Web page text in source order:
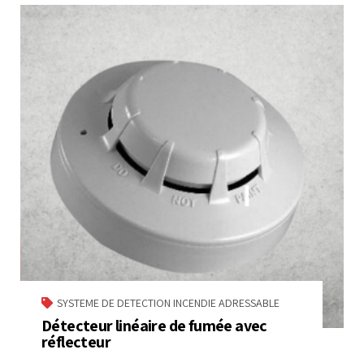
SYSTEME DE DETECTION INCENDIE ADRESSABLE
Détecteur linéaire de fumée avec
réflecteur